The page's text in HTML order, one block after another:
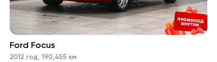
Ford Focus
2012 год, 190,455 км